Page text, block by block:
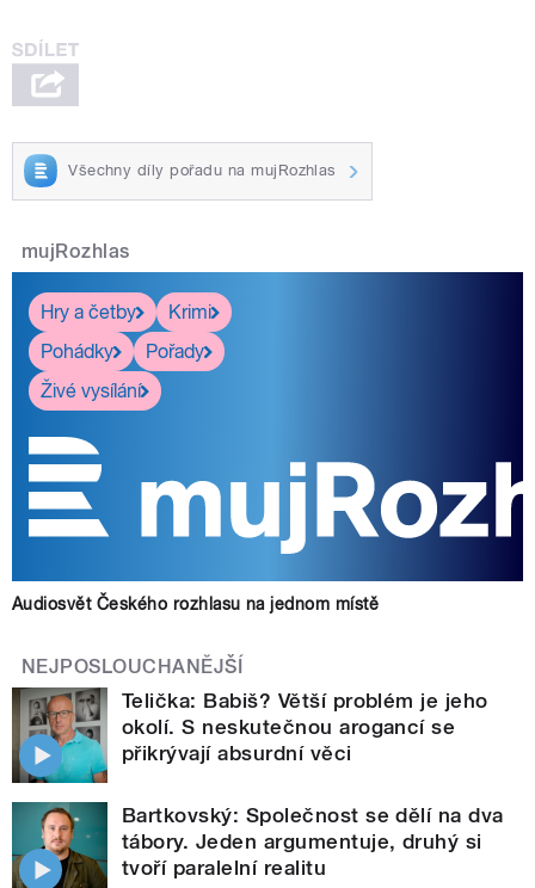
Všechny díly pořadu na mujRozhlas
mujRozhlas
Hry a četby
Krimi
Pohádky
Pořady
Živé vysílání
Audiosvět Českého rozhlasu na jednom místě
NEJPOSLOUCHANĚJŠÍ
Telička: Babiš? Větší problém je jeho
okolí. S neskutečnou arogancí se
přikrývají absurdní věci
Bartkovský: Společnost se dělí na dva
tábory. Jeden argumentuje, druhý si
tvoří paralelní realitu